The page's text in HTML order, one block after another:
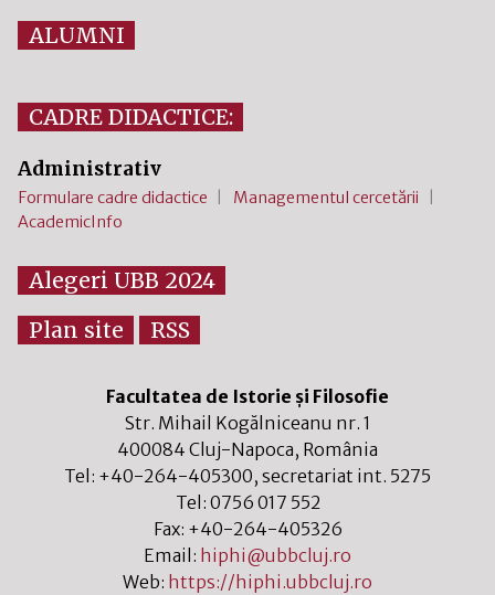
ALUMNI
CADRE DIDACTICE:
Administrativ
Formulare cadre didactice
Managementul cercetării
AcademicInfo
Alegeri UBB 2024
Plan site
RSS
Facultatea de Istorie și Filosofie
Str. Mihail Kogălniceanu nr. 1
400084 Cluj-Napoca, România
Tel: +40-264-405300, secretariat int. 5275
Tel: 0756 017 552
Fax: +40-264-405326
Email: hiphi@ubbcluj.ro
Web: https://hiphi.ubbcluj.ro